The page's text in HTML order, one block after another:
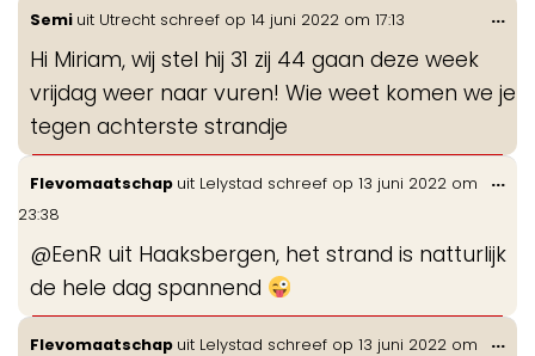
Semi uit Utrecht schreef op 14 juni 2022 om 17:13
Hi Miriam, wij stel hij 31 zij 44 gaan deze week
vrijdag weer naar vuren! Wie weet komen we je
tegen achterste strandje
...
Flevomaatschap uit Lelystad schreef op 13 juni 2022 om
23:38
@EenR uit Haaksbergen, het strand is natturlijk
de hele dag spannend
...
Flevomaatschap uit Lelystad schreef op 13 juni 2022 om
...